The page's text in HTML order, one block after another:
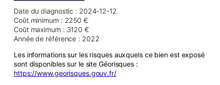
Date du diagnostic : 2024-12-12
Coût minimum : 2250 €
Coût maximum : 3120 €
Année de référence : 2022
Les informations sur les risques auxquels ce bien est exposé
sont disponibles sur le site Géorisques :
https://www.georisques.gouv.fr/